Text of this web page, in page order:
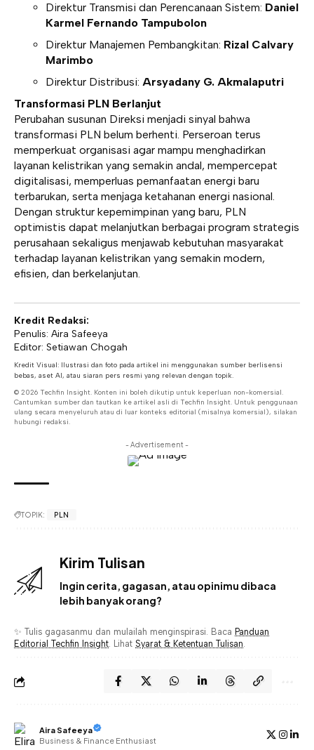
Direktur Transmisi dan Perencanaan Sistem: Daniel
Karmel Fernando Tampubolon
Direktur Manajemen Pembangkitan: Rizal Calvary
Marimbo
Direktur Distribusi: Arsyadany G. Akmalaputri
Transformasi PLN Berlanjut
Perubahan susunan Direksi menjadi sinyal bahwa
transformasi PLN belum berhenti. Perseroan terus
memperkuat organisasi agar mampu menghadirkan
layanan kelistrikan yang semakin andal, mempercepat
digitalisasi, memperluas pemanfaatan energi baru
terbarukan, serta menjaga ketahanan energi nasional.
Dengan struktur kepemimpinan yang baru, PLN
optimistis dapat melanjutkan berbagai program strategis
perusahaan sekaligus menjawab kebutuhan masyarakat
terhadap layanan kelistrikan yang semakin modern,
efisien, dan berkelanjutan.
Kredit Redaksi:
Penulis: Aira Safeeya
Editor: Setiawan Chogah
Kredit Visual: Ilustrasi dan foto pada artikel ini menggunakan sumber berlisensi
bebas, aset AI, atau siaran pers resmi yang relevan dengan topik.
© 2026 Techfin Insight. Konten ini boleh dikutip untuk keperluan non-komersial.
Cantumkan sumber dan tautkan ke artikel asli di Techfin Insight. Untuk penggunaan
ulang secara menyeluruh atau di luar konteks editorial (misalnya komersial), silakan
hubungi redaksi.
- Advertisement -
TOPIK: PLN
Kirim Tulisan
Ingin cerita, gagasan, atau opinimu dibaca
lebih banyak orang?
✨ Tulis gagasanmu dan mulailah menginspirasi. Baca Panduan
Editorial Techfin Insight. Lihat Syarat & Ketentuan Tulisan.
Aira Safeeya
Business & Finance Enthusiast